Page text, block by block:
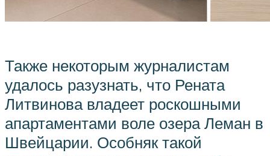
Также некоторым журналистам
удалось разузнать, что Рената
Литвинова владеет роскошными
апартаментами воле озера Леман в
Швейцарии. Особняк такой